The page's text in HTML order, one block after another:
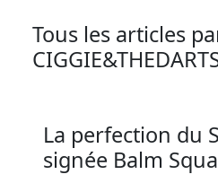
Tous les articles
La perfection du
signée Balm